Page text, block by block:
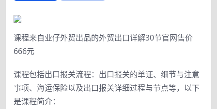
课程来自业仔外贸出品的外贸出口详解30节官网售价
666元
课程包括出口报关流程：出口报关的单证、细节与注意
事项、海运保险以及出口报关详细过程与节点等，以下
是课程简介：